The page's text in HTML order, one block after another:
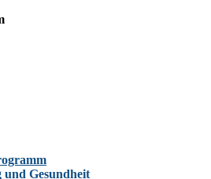
und Gesundheit